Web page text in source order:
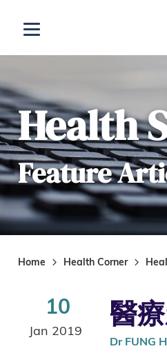
Open menu
Health
Feature
Home Health Corner
10
Jan 2019
醫
Dr FUNG